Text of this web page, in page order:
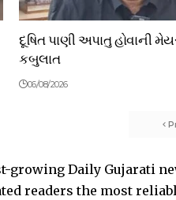
દૂષિત પાણી અપાતુ હોવાની
કબુલાત
06/08/2026
growing Daily Gujarati
readers the most